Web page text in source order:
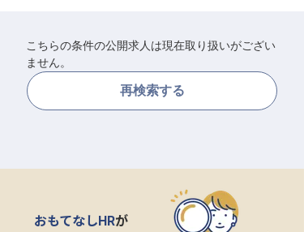
採用をお考えの企業様へ
こちらの条件の公開求人は現在取り扱いがござい
ません。
再検索する
おもてなしHRが